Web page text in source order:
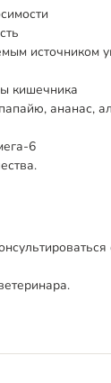
источником
кишечника
ананас,
6